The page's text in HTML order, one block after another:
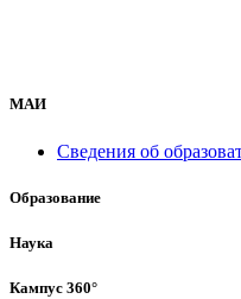
МАИ
Сведения об
Образование
Наука
Кампус 360°